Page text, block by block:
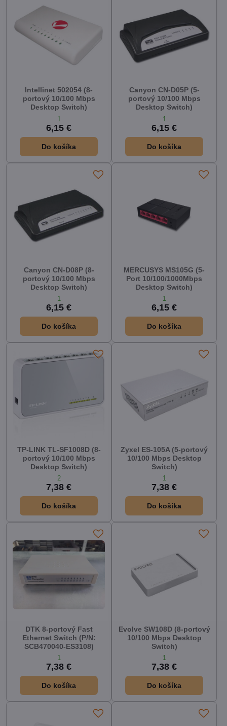
Intellinet 502054 (8-
portový 10/100 Mbps
Desktop Switch)
1
6,15 €
Do košíka
Canyon CN-D05P (5-
portový 10/100 Mbps
Desktop Switch)
1
6,15 €
Do košíka
Canyon CN-D08P (8-
portový 10/100 Mbps
Desktop Switch)
1
6,15 €
Do košíka
MERCUSYS MS105G (5-
Port 10/100/1000Mbps
Desktop Switch)
1
6,15 €
Do košíka
TP-LINK TL-SF1008D (8-
portový 10/100 Mbps
Desktop Switch)
2
7,38 €
Do košíka
Zyxel ES-105A (5-portový
10/100 Mbps Desktop
Switch)
1
7,38 €
Do košíka
DTK 8-portový Fast
Ethernet Switch (P/N:
SCB470040-ES3108)
1
7,38 €
Do košíka
Evolve SW108D (8-portový
10/100 Mbps Desktop
Switch)
1
7,38 €
Do košíka